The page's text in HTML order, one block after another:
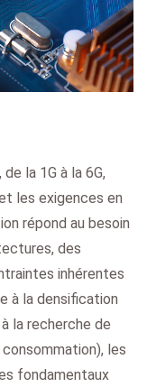
la 1G à la 6G,
les exigences en
répond au besoin
des
inhérentes
à la densification
la recherche de
les
fondamentaux